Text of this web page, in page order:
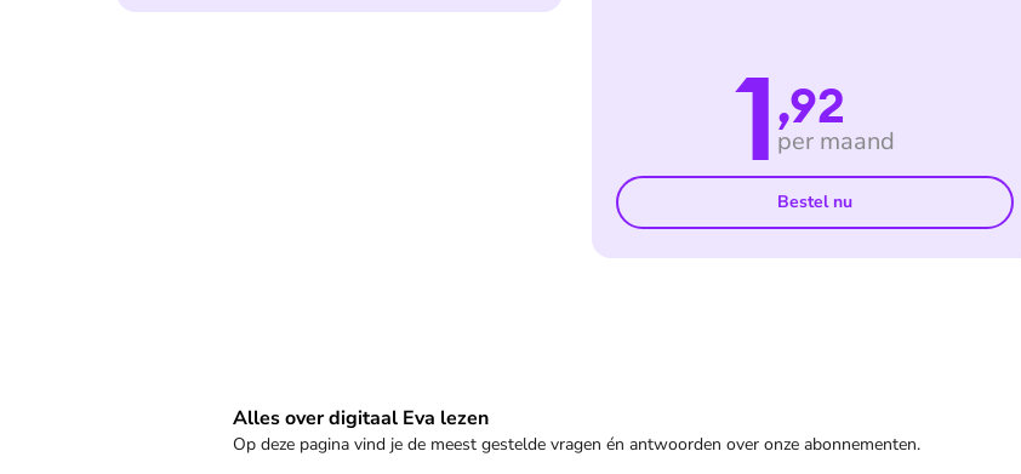
1,92
per maand
Bestel nu
Alles over digitaal Eva lezen
Op deze pagina vind je de meest gestelde vragen én antwoorden over onze abonnementen.
Veelgestelde vragen